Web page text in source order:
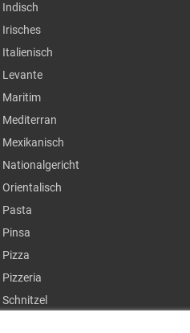
Indisch
Irisches
Italienisch
Levante
Maritim
Mediterran
Mexikanisch
Nationalgericht
Orientalisch
Pasta
Pinsa
Pizza
Pizzeria
Schnitzel